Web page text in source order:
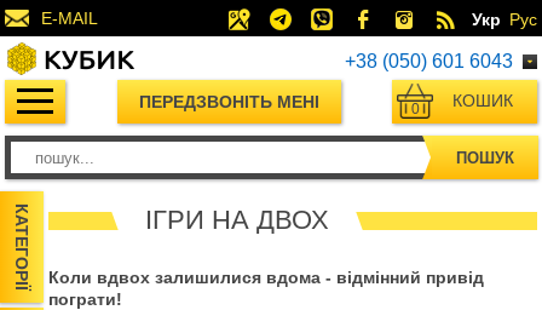
E-MAIL Укр Рус
+38 (050) 601 6043
ПЕРЕДЗВОНІТЬ МЕНІ КОШИК
0
ПОШУК
КАТЕГОРІЇ ІГРИ НА ДВОХ
Коли вдвох залишилися вдома - відмінний привід
пограти!